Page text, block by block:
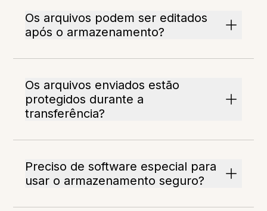
Os arquivos podem ser editados
após o armazenamento?
Os arquivos enviados estão
protegidos durante a
transferência?
Preciso de software especial para
usar o armazenamento seguro?